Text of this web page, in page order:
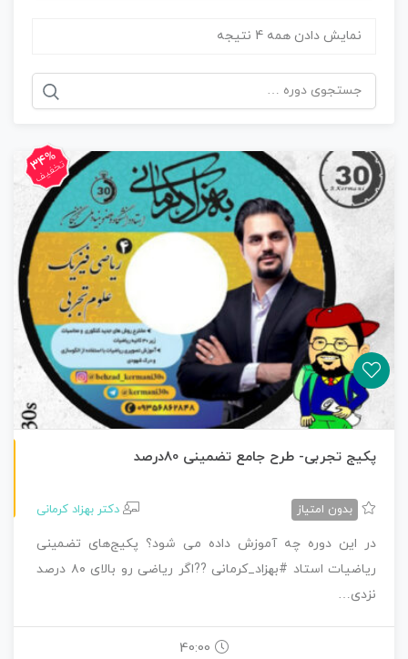
نمایش دادن همه 4 نتیجه
جستجو
برای:
34%
تخفیف
پکیج تجربی- طرح جامع تضمینی 80درصد
بدون امتیاز دکتر بهزاد کرمانی
در این دوره چه آموزش داده می شود؟ پکیج‌های تضمینی
ریاضیات استاد #بهزاد_کرمانی ??اگر ریاضی رو بالای ۸۰ درصد
نزدی…
40:00